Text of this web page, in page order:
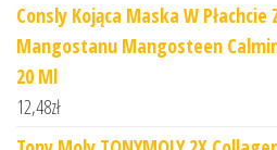
Consly Kojąca Maska W
Mangostanu Mangosteen
20 Ml
12,48zł